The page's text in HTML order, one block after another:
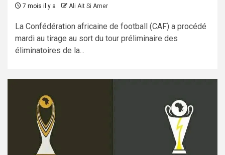
7 mois il y a Ali Ait Si Amer
La Confédération africaine de football (CAF) a procédé
mardi au tirage au sort du tour préliminaire des
éliminatoires de la...